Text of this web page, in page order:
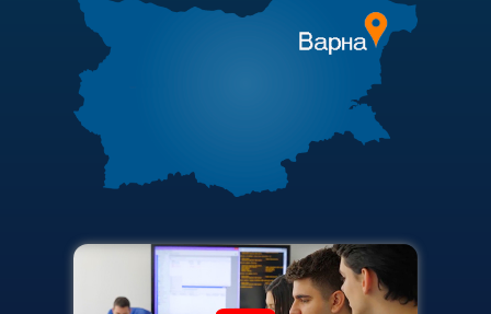
Научноизследователски институт
Електротехнически факултет
Факултет по изчислителна техника и автоматизация
Машинно-технологичен факултет
Корабостроителен факултет
Търгове и наеми
Полезни връзки
Актуални документи
Академичен съвет
Финансова информация
Карта на сайта